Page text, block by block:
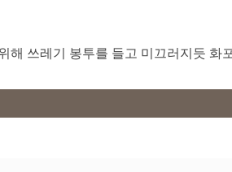
해 쓰레기 봉투를 들고 미끄러지듯 화